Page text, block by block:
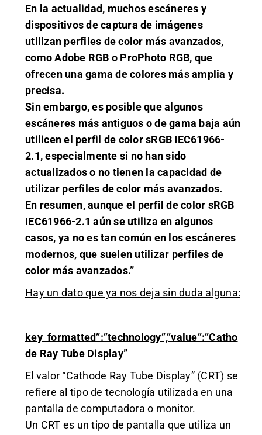
En la actualidad, muchos escáneres y
dispositivos de captura de imágenes
utilizan perfiles de color más avanzados,
como Adobe RGB o ProPhoto RGB, que
ofrecen una gama de colores más amplia y
precisa.
Sin embargo, es posible que algunos
escáneres más antiguos o de gama baja aún
utilicen el perfil de color sRGB IEC61966-
2.1, especialmente si no han sido
actualizados o no tienen la capacidad de
utilizar perfiles de color más avanzados.
En resumen, aunque el perfil de color sRGB
IEC61966-2.1 aún se utiliza en algunos
casos, ya no es tan común en los escáneres
modernos, que suelen utilizar perfiles de
color más avanzados.”
Hay un dato que ya nos deja sin duda alguna:
key_formatted”:”technology”,”value”:”Catho
de Ray Tube Display”
El valor “Cathode Ray Tube Display” (CRT) se
refiere al tipo de tecnología utilizada en una
pantalla de computadora o monitor.
Un CRT es un tipo de pantalla que utiliza un